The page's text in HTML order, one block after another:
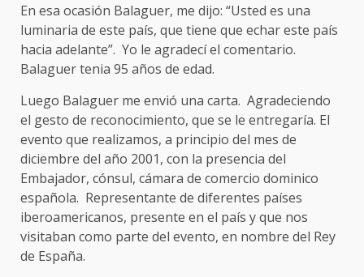
En esa ocasión Balaguer, me dijo: “Usted es una
luminaria de este país, que tiene que echar este país
hacia adelante”. Yo le agradecí el comentario.
Balaguer tenia 95 años de edad.
Luego Balaguer me envió una carta. Agradeciendo
el gesto de reconocimiento, que se le entregaría. El
evento que realizamos, a principio del mes de
diciembre del año 2001, con la presencia del
Embajador, cónsul, cámara de comercio dominico
española. Representante de diferentes países
iberoamericanos, presente en el país y que nos
visitaban como parte del evento, en nombre del Rey
de España.